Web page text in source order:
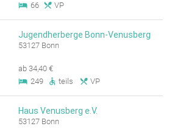
66
VP
Jugendherberge Bonn-Venusberg
53127 Bonn
ab 34,40 €
249
teils VP
Haus Venusberg e.V.
53127 Bonn